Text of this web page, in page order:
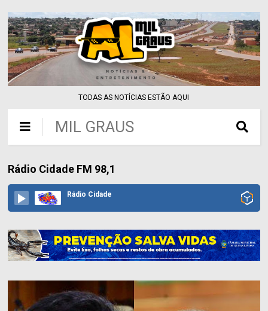
TODAS AS NOTÍCIAS ESTÃO AQUI
MIL GRAUS
Rádio Cidade FM 98,1
Rádio Cidade